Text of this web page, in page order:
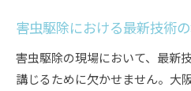
害虫駆除における最新技術
害虫駆除の現場において、最新
講じるために欠かせません。大